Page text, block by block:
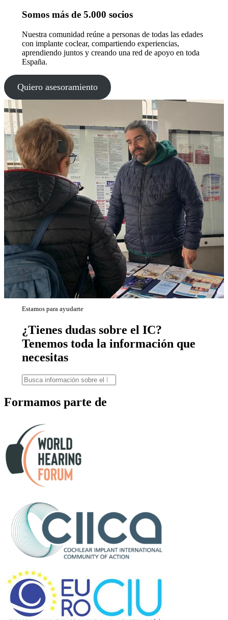
Somos más de 5.000 socios
Nuestra comunidad reúne a personas de todas las edades
con implante coclear, compartiendo experiencias,
aprendiendo juntos y creando una red de apoyo en toda
España.
Quiero asesoramiento
Estamos para ayudarte
¿Tienes dudas sobre el IC?
Tenemos toda la información que
necesitas
Formamos parte de